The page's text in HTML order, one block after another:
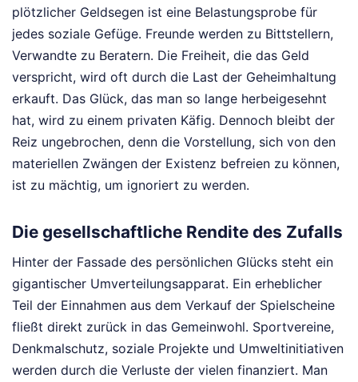
plötzlicher Geldsegen ist eine Belastungsprobe für
jedes soziale Gefüge. Freunde werden zu Bittstellern,
Verwandte zu Beratern. Die Freiheit, die das Geld
verspricht, wird oft durch die Last der Geheimhaltung
erkauft. Das Glück, das man so lange herbeigesehnt
hat, wird zu einem privaten Käfig. Dennoch bleibt der
Reiz ungebrochen, denn die Vorstellung, sich von den
materiellen Zwängen der Existenz befreien zu können,
ist zu mächtig, um ignoriert zu werden.
Die gesellschaftliche Rendite des Zufalls
Hinter der Fassade des persönlichen Glücks steht ein
gigantischer Umverteilungsapparat. Ein erheblicher
Teil der Einnahmen aus dem Verkauf der Spielscheine
fließt direkt zurück in das Gemeinwohl. Sportvereine,
Denkmalschutz, soziale Projekte und Umweltinitiativen
werden durch die Verluste der vielen finanziert. Man